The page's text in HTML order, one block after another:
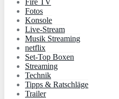
Fire TV
Fotos
Konsole
Live-Stream
Musik Streaming
netflix
Set-Top Boxen
Streaming
Technik
Tipps & Ratschläge
Trailer